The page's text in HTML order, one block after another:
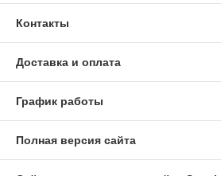
Контакты
Доставка и оплата
График работы
Полная версия сайта